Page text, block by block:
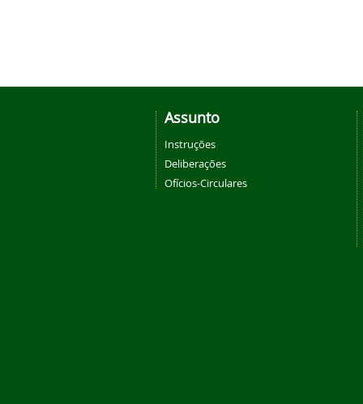
Assunto
Instruções
Deliberações
Ofícios-Circulares